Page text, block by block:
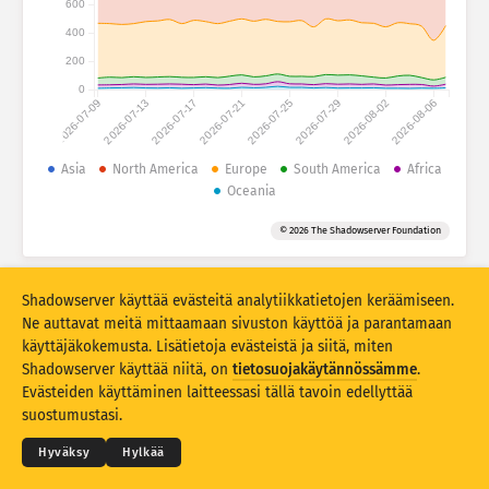
Hyökkäystilastot: laitteet
Tietoaineisto
Raja-arvo
Päällekkäinen
Päivitä Nollaa
Lataa PNG-muodossa
2026-07-092026-07-132026-07-172026-07-212026-07-252026-07-292026-08-022026-08-06
0
200
400
600
Asia North America Europe South America
Africa
Oceania
© 2026 The Shadowserver Foundation
© 2026THE SHADOWSERVER FOUNDATION
Tietosuoja ja ehdot
Ota yhteyttä Kiitokset
Shadowserver käyttää evästeitä analytiikkatietojen keräämiseen.
Ne auttavat meitä mittaamaan sivuston käyttöä ja parantamaan
käyttäjäkokemusta. Lisätietoja evästeistä ja siitä, miten
Shadowserver käyttää niitä, on tietosuojakäytännössämme.
Evästeiden käyttäminen laitteessasi tällä tavoin edellyttää
suostumustasi.
Hyväksy Hylkää